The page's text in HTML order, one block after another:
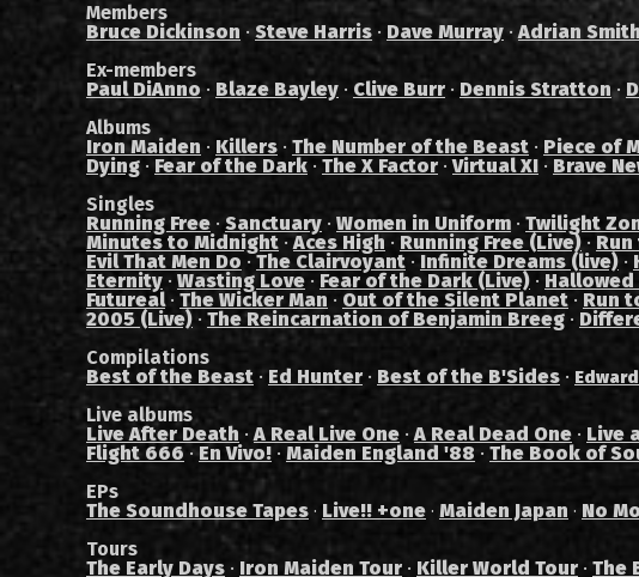
Members
Bruce Dickinson · Steve Harris · Dave Murray ·Adrian Smith
Ex-members
Paul DiAnno · Blaze Bayley · Clive Burr · Dennis Stratton·
Albums
Iron Maiden · Killers · The Number of the Beast · Piece of
Dying · Fear of the Dark · The X Factor ·Virtual XI · Brave
Singles
Running Free · Sanctuary · Women in Uniform · Twilight
Minutes to Midnight ·Aces High · Running Free (Live) ·
Evil That Men Do · The Clairvoyant · Infinite Dreams (live) ·
Eternity · Wasting Love · Fear of the Dark (Live) · Hallowed
Futureal· The Wicker Man · Out of the Silent Planet · Run
2005 (Live) · The Reincarnation of Benjamin Breeg ·
Compilations
Best of the Beast · Ed Hunter · Best of the B'Sides ·
Live albums
Live After Death ·A Real Live One ·A Real Dead One · Live
Flight 666 · En Vivo! · Maiden England '88 · The Book of
EPs
The Soundhouse Tapes · Live!! +one · Maiden Japan · No
Tours
The Early Days · Iron Maiden Tour · Killer World Tour · The